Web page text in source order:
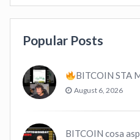
Popular Posts
BITCOIN STA
August 6, 2026